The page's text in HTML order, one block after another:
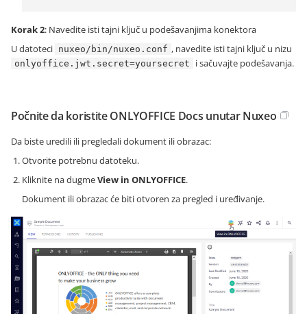
Korak 2: Navedite isti tajni ključ u podešavanjima konektora
U datoteci nuxeo/bin/nuxeo.conf , navedite isti tajni ključ u nizu
onlyoffice.jwt.secret=yoursecret i sačuvajte podešavanja.
Počnite da koristite ONLYOFFICE Docs unutar Nuxeo
Da biste uredili ili pregledali dokument ili obrazac:
Otvorite potrebnu datoteku.
Kliknite na dugmeView in ONLYOFFICE.
Dokument ili obrazac će biti otvoren za pregled i uređivanje.